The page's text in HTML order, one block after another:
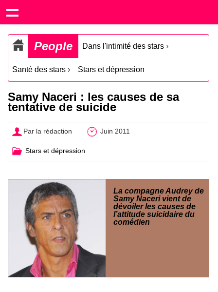
People Dans l'intimité des stars ›
Santé des stars › Stars et dépression
Samy Naceri : les causes de sa
tentative de suicide
Par la rédaction Juin 2011
Stars et dépression
La compagne Audrey de
Samy Naceri vient de
dévoiler les causes de
l’attitude suicidaire du
comédien